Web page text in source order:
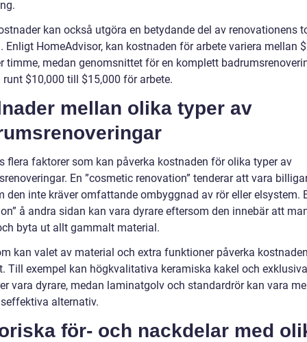
kan också utgöra en betydande del av renovationens
Enligt HomeAdvisor, kan kostnaden för arbete variera mellan
timme, medan genomsnittet för en komplett
$10,000 till $15,000 för arbete.
mellan olika typer av
flera faktorer som kan påverka kostnaden för olika typer av
En ”cosmetic renovation” tenderar att vara
den inte kräver omfattande ombyggnad av rör eller elsystem.
å andra sidan kan vara dyrare eftersom den innebär att
byta ut allt gammalt material.
kan valet av material och extra funktioner påverka
Till exempel kan högkvalitativa keramiska kakel och exklusiva
vara dyrare, medan laminatgolv och standardrör kan vara
alternativ.
för- och nackdelar med